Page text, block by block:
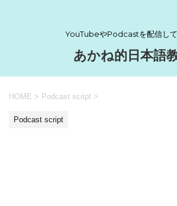
YouTubeやPodcastを配信し
あかね的日本語
HOME > Podcast script >
Podcast script